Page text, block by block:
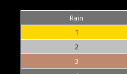
Rain
1
2
3